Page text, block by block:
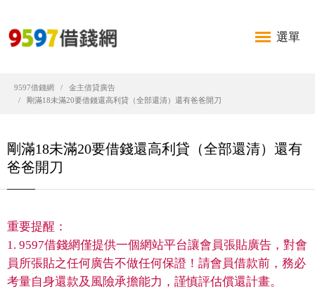
選單
9597借錢網
金主借貸廣告
剛滿18未滿20要借錢還高利貸（全部還清）還有爸爸開刀
剛滿18未滿20要借錢還高利貸（全部還清）還有
爸爸開刀
重要提醒：
1. 9597借錢網僅提供一個網站平台讓會員張貼廣告，對會
員所張貼之任何廣告不做任何保證！請會員借款前，務必
考量自身還款及風險承擔能力，謹慎評估償還計畫。